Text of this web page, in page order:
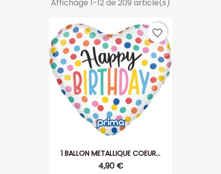
Affichage 1-12 de 209 article(s)
1 BALLON METALLIQUE COEUR...
4,90 €
favorite_border